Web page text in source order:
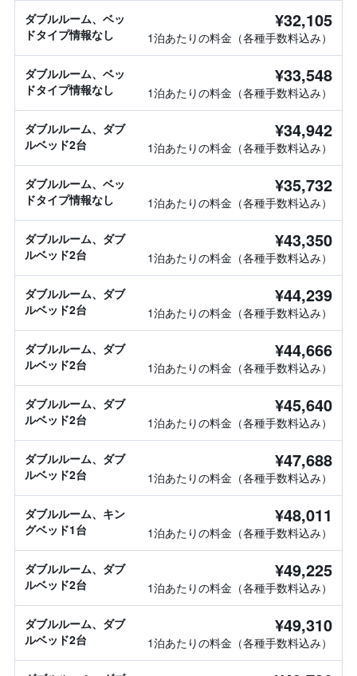
ダブルルーム、ベッ
ドタイプ情報なし
¥32,105
1泊あたりの料金（各種手数料込み）
ダブルルーム、ベッ
ドタイプ情報なし
¥33,548
1泊あたりの料金（各種手数料込み）
ダブルルーム、ダブ
ルベッド2台
¥34,942
1泊あたりの料金（各種手数料込み）
ダブルルーム、ベッ
ドタイプ情報なし
¥35,732
1泊あたりの料金（各種手数料込み）
ダブルルーム、ダブ
ルベッド2台
¥43,350
1泊あたりの料金（各種手数料込み）
ダブルルーム、ダブ
ルベッド2台
¥44,239
1泊あたりの料金（各種手数料込み）
ダブルルーム、ダブ
ルベッド2台
¥44,666
1泊あたりの料金（各種手数料込み）
ダブルルーム、ダブ
ルベッド2台
¥45,640
1泊あたりの料金（各種手数料込み）
ダブルルーム、ダブ
ルベッド2台
¥47,688
1泊あたりの料金（各種手数料込み）
ダブルルーム、キン
グベッド1台
¥48,011
1泊あたりの料金（各種手数料込み）
ダブルルーム、ダブ
ルベッド2台
¥49,225
1泊あたりの料金（各種手数料込み）
ダブルルーム、ダブ
ルベッド2台
¥49,310
1泊あたりの料金（各種手数料込み）